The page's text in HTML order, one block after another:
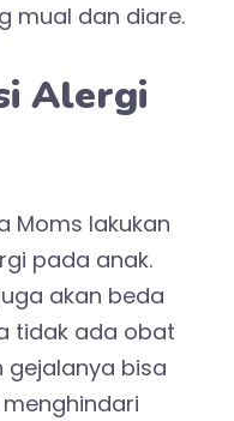
mual dan diare.
Alergi
Moms lakukan
pada anak.
akan beda
tidak ada obat
gejalanya bisa